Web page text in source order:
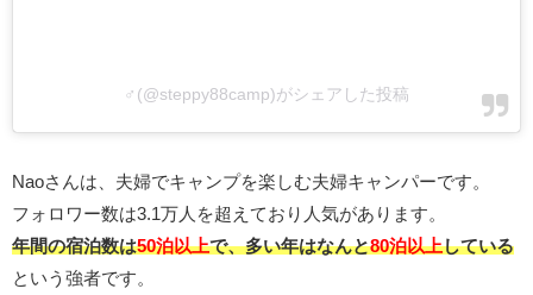
‍♂️(@steppy88camp)がシェアした投稿
Naoさんは、夫婦でキャンプを楽しむ夫婦キャンパーです。
フォロワー数は3.1万人を超えており人気があります。
年間の宿泊数は50泊以上で、多い年はなんと80泊以上している
という強者です。